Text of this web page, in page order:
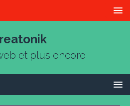
et plus encore